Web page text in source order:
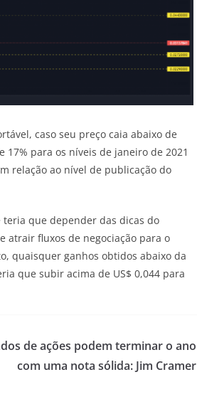
caso seu preço caia abaixo de
para os níveis de janeiro de 2021
relação ao nível de publicação do
teria que depender das dicas do
atrair fluxos de negociação para o
quaisquer ganhos obtidos abaixo da
que subir acima de US$ 0,044 para
de ações podem terminar o ano
com uma nota sólida: Jim Cramer